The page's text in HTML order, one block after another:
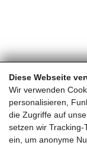
Diese Webseite
Wir verwenden
personalisieren,
die Zugriffe auf
setzen wir Tracking-
ein, um anonyme